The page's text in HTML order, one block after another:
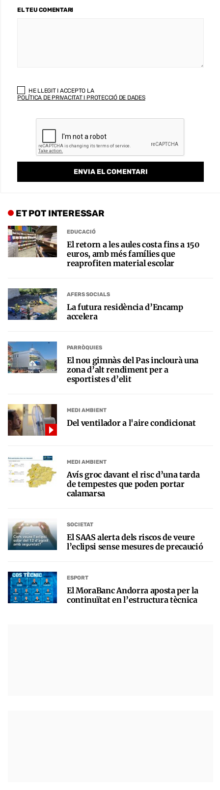
EL TEU COMENTARI
HE LLEGIT I ACCEPTO LA
POLÍTICA DE PRIVACITAT I PROTECCIÓ DE DADES
ET POT INTERESSAR
EDUCACIÓ
El retorn a les aules costa fins a 150
euros, amb més famílies que
reaprofiten material escolar
AFERS SOCIALS
La futura residència d’Encamp
accelera
PARRÒQUIES
El nou gimnàs del Pas inclourà una
zona d’alt rendiment per a
esportistes d’elit
MEDI AMBIENT
Del ventilador a l'aire condicionat
MEDI AMBIENT
Avís groc davant el risc d’una tarda
de tempestes que poden portar
calamarsa
SOCIETAT
El SAAS alerta dels riscos de veure
l’eclipsi sense mesures de precaució
ESPORT
El MoraBanc Andorra aposta per la
continuïtat en l’estructura tècnica